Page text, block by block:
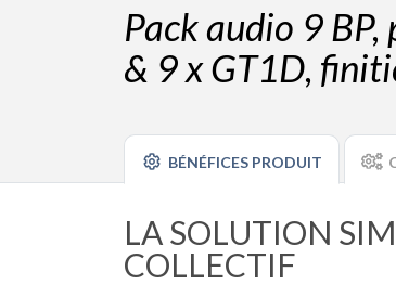
Pack audio 9 BP,
& 9 x GT1D,
BÉNÉFICES PRODUIT
LA SOLUTION
COLLECTIF